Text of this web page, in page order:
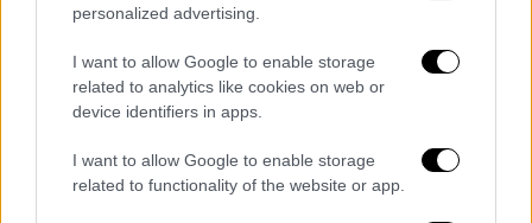
personalized advertising.
I want to allow Google to enable storage
related to analytics like cookies on web or
device identifiers in apps.
I want to allow Google to enable storage
related to functionality of the website or app.